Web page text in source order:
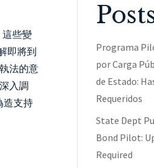
這些變
即將到
法的意
入調
造支持
Programa
por Carga
de Estado:
Requeridos
State Dept
Bond Pilot:
Required